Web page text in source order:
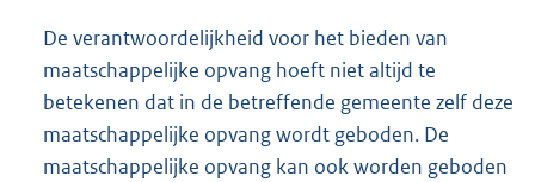
De verantwoordelijkheid voor het bieden van
maatschappelijke opvang hoeft niet altijd te
betekenen dat in de betreffende gemeente zelf deze
maatschappelijke opvang wordt geboden. De
maatschappelijke opvang kan ook worden geboden